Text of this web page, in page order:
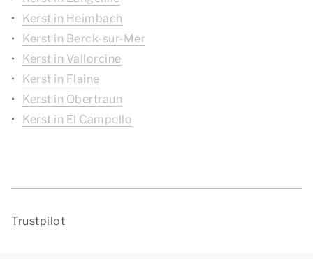
Kerst in Heimbach
Kerst in Berck-sur-Mer
Kerst in Vallorcine
Kerst in Flaine
Kerst in Obertraun
Kerst in El Campello
Trustpilot